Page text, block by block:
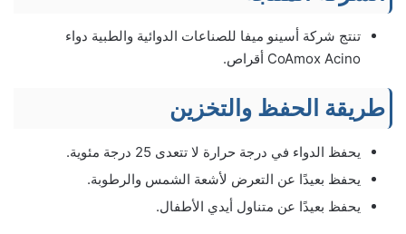
تنتج شركة أسينو ميفا للصناعات الدوائية والطبية دواء
CoAmox Acino أقراص.
طريقة الحفظ والتخزين
يحفظ الدواء في درجة حرارة لا تتعدى 25 درجة مئوية.
يحفظ بعيدًا عن التعرض لأشعة الشمس والرطوبة.
يحفظ بعيدًا عن متناول أيدي الأطفال.